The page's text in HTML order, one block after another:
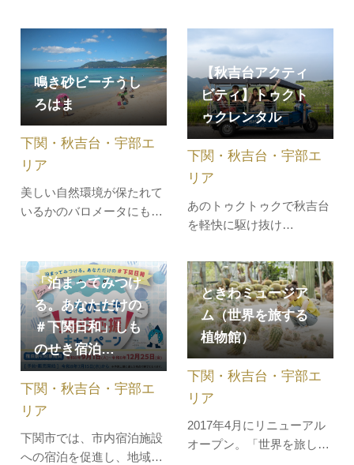
竜たちが暮らす森を舞台に
したアウトドア体験アドベ
ンチャー施設「恐竜の森ア
ドベンチャー
SORACO（ソラコ）」が
誕生！✨ 楽しい冒険！恐竜
の森✨ 恐竜が頭を動かした
り、鳴いたりにビック…
めの施設となっています。
物販コーナーでは、豊田町
を中心に下関市や山口県内
の特産物を多数揃ってお
り、本格的ベーカリー・カ
フェも併設されています。
レストラン『…
鳴き砂ビーチうし
ろはま
美しい自然環境が保たれて
いるかのバロメータにもな
にして歩くとキュッキュッ
となるのが特徴です。鳴き
砂の砂浜は日本国内でも限
られた場所にしかなく、う
しろはま海水浴場は水質が
最高のAAランクを誇りま
す。ビーチ…
下関・秋吉台・宇部エ
リア
【秋吉台アクティ
ビティ】トゥクト
ゥクレンタル
あのトゥクトゥクで秋吉台
を軽快に駆け抜け
りトゥクトゥクレンタルと
3人乗りEVトゥクトゥクレ
ンタル の営業を 秋吉台観
光交流センター にてはじ
めました！（※トゥクトゥ
クとは東南アジア、主にタ
イでタクシーとして使用さ
れている3輪バ…
下関・秋吉台・宇部エ
リア
「泊まってみつけ
る。あなただけの
＃下関日和」しも
のせき宿泊…
下関市では、市内宿泊施設
への宿泊を促進し、地域経
下関・秋吉台・宇部エ
リア
ときわミュージア
ム（世界を旅する
植物館）
2017年4月にリニューアル
オープン。「世界を旅し、
下関・秋吉台・宇部エ
リア